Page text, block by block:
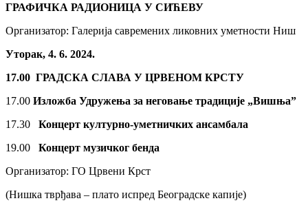
ГРАФИЧКА РАДИОНИЦА У СИЋЕВУ
Организатор: Галерија савремених ликовних уметности Ниш
Уторак, 4. 6. 2024.
17.00 ГРАДСКА СЛАВА У ЦРВЕНОМ КРСТУ
17.00 Изложба Удружења за неговање традиције „Вишња”
17.30 Концерт културно-уметничких ансамбала
19.00 Концерт музичког бенда
Организатор: ГО Црвени Крст
(Нишка тврђава – плато испред Београдске капије)